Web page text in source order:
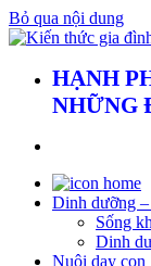
Bỏ qua nội dung
HẠNH
NHỮNG
Dinh dưỡng
Sống
Dinh
Nuôi dạy con